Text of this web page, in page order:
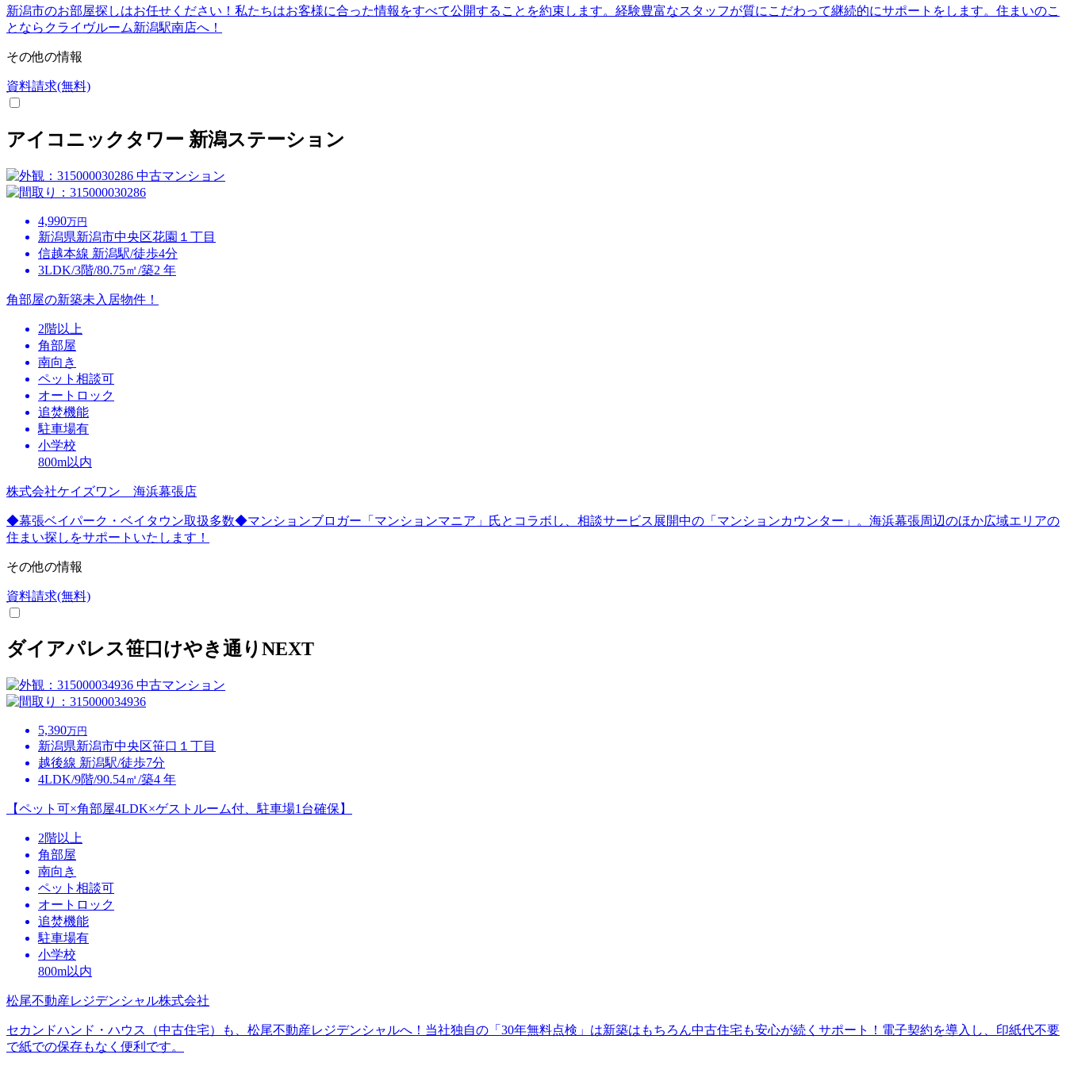
新潟市のお部屋探しはお任せください！私たちはお客様に合った情報をすべて公開することを約束します。経験豊富なスタッフが質にこだわって継続的にサポートをします。住まいのこ
とならクライヴルーム新潟駅南店へ！
その他の情報
資料請求(無料)
アイコニックタワー 新潟ステーション
中古マンション
4,990万円
新潟県新潟市中央区花園１丁目
信越本線 新潟駅/徒歩4分
3LDK/3階/80.75㎡/築2 年
角部屋の新築未入居物件！
2階以上
角部屋
南向き
ペット相談可
オートロック
追焚機能
駐車場有
小学校
800m以内
株式会社ケイズワン 海浜幕張店
◆幕張ベイパーク・ベイタウン取扱多数◆マンションブロガー「マンションマニア」氏とコラボし、相談サービス展開中の「マンションカウンター」。海浜幕張周辺のほか広域エリアの
住まい探しをサポートいたします！
その他の情報
資料請求(無料)
ダイアパレス笹口けやき通りNEXT
中古マンション
5,390万円
新潟県新潟市中央区笹口１丁目
越後線 新潟駅/徒歩7分
4LDK/9階/90.54㎡/築4 年
【ペット可×角部屋4LDK×ゲストルーム付、駐車場1台確保】
2階以上
角部屋
南向き
ペット相談可
オートロック
追焚機能
駐車場有
小学校
800m以内
松尾不動産レジデンシャル株式会社
セカンドハンド・ハウス（中古住宅）も、松尾不動産レジデンシャルへ！当社独自の「30年無料点検」は新築はもちろん中古住宅も安心が続くサポート！電子契約を導入し、印紙代不要
で紙での保存もなく便利です。